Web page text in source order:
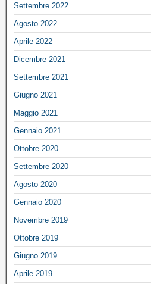
Settembre 2022
Agosto 2022
Aprile 2022
Dicembre 2021
Settembre 2021
Giugno 2021
Maggio 2021
Gennaio 2021
Ottobre 2020
Settembre 2020
Agosto 2020
Gennaio 2020
Novembre 2019
Ottobre 2019
Giugno 2019
Aprile 2019